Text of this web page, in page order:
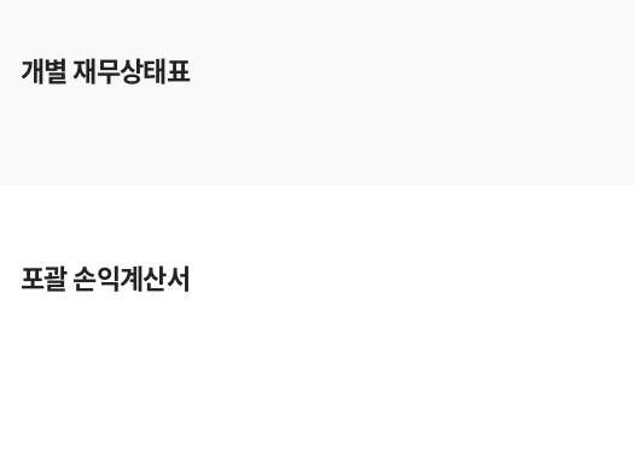
개별 재무상태표
포괄 손익계산서